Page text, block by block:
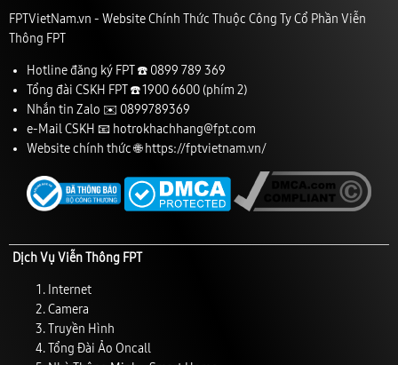
FPTVietNam.vn - Website Chính Thức Thuộc Công Ty Cổ Phần Viễn
Thông FPT
Hotline đăng ký FPT ☎️ 0899 789 369
Tổng đài CSKH FPT ☎️1900 6600(phím 2)
Nhắn tin Zalo ✉️ 0899789369
e-Mail CSKH 📧 hotrokhachhang@fpt.com
Website chính thức 🌐 https://fptvietnam.vn/
Dịch Vụ Viễn Thông FPT
Internet
Camera
Truyền Hình
Tổng Đài Ảo Oncall